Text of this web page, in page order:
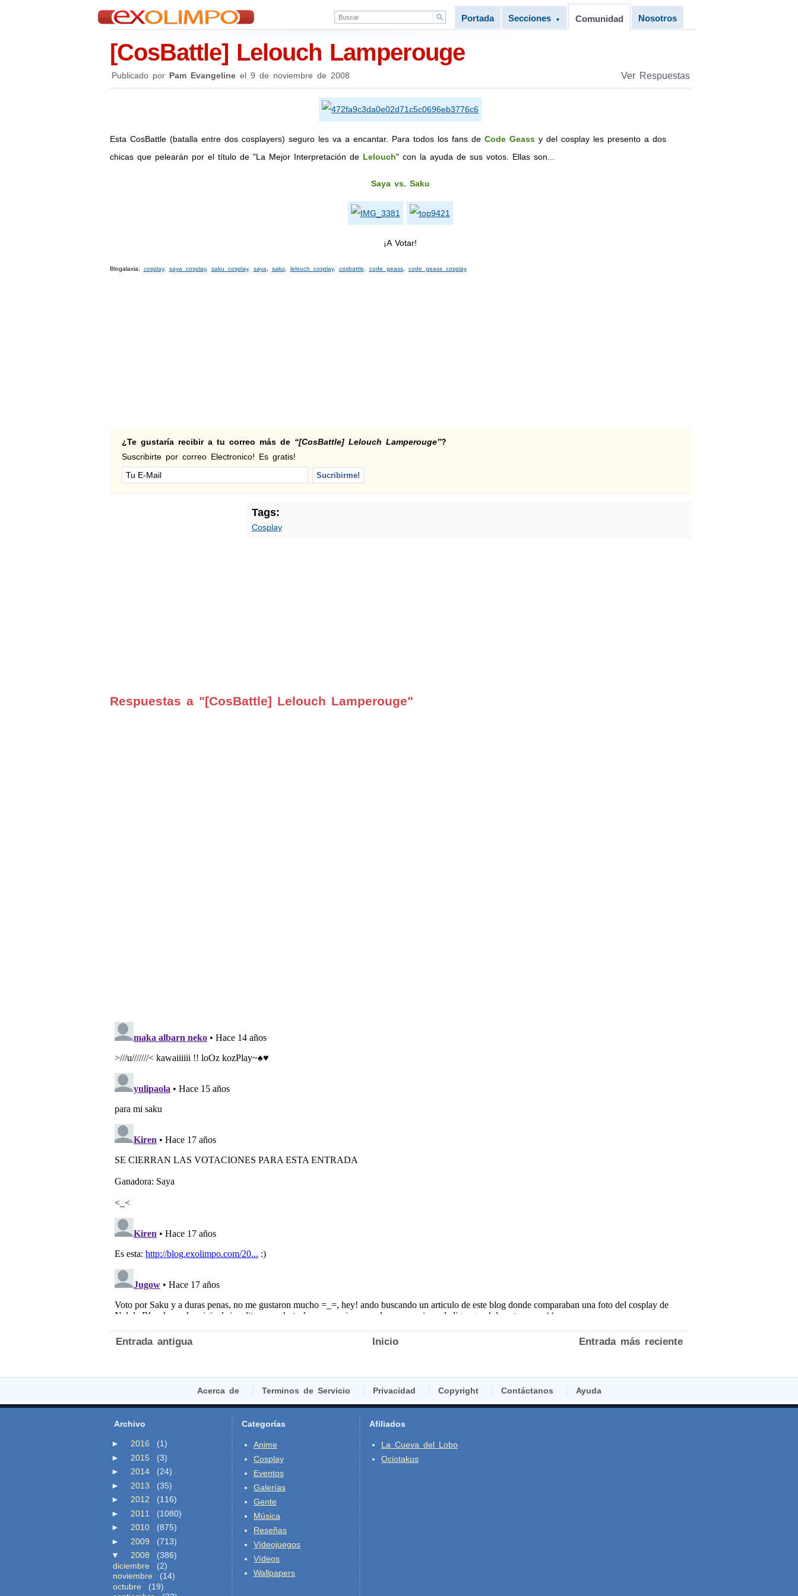
Portada Secciones ▼ Comunidad Nosotros
[CosBattle] Lelouch Lamperouge
Publicado por Pam Evangelineel 9 de noviembre de 2008 Ver Respuestas
Esta CosBattle (batalla entre dos cosplayers) seguro les va a encantar. Para todos los fans de Code Geassy del cosplay les presento a dos
chicas que pelearán por el título de "La Mejor Interpretación de Lelouch" con la ayuda de sus votos. Ellas son...
Saya vs. Saku
¡A Votar!
Blogalaxia: cosplay, saya cosplay, saku cosplay, saya saku lelouch cosplay, cosbattle code geass, code geass cosplay
¿Te gustaría recibir a tu correo más de “[CosBattle] Lelouch Lamperouge”?
Suscribirte por correo Electronico! Es gratis!
Tags:
Cosplay
Respuestas a "[CosBattle] Lelouch Lamperouge"
Entrada más reciente
Entrada antigua Inicio
Acerca de Terminos de Servicio Privacidad Copyright Contáctanos Ayuda
Archivo
► 2016
(1)
►
2015
(3)
►
2014
(24)
►
2013
(35)
►
2012
(116)
►
2011
(1080)
►
2010
(875)
►
2009
(713)
▼
2008
(386)
diciembre
(2)
noviembre
(14)
octubre
(19)
Categorías
Anime
Cosplay
Eventos
Galerías
Gente
Música
Reseñas
Vídeojuegos
Vídeos
Wallpapers
Afiliados
La Cueva del Lobo
Ociotakus